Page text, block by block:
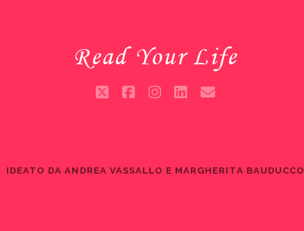
Read Your Life
twitterfacebookinstagram
linkedinemail
IDEATO DA ANDREA VASSALLO E MARGHERITA BAUDUCCO